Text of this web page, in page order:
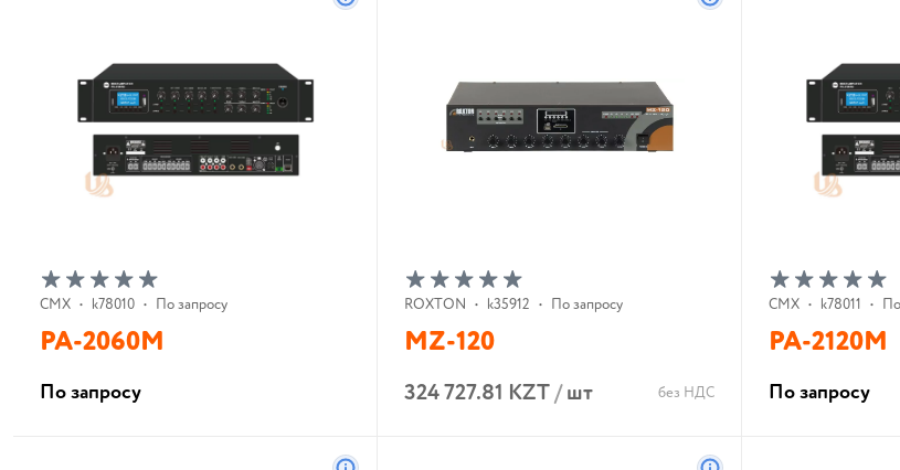
В корзину
CMX • k78010 • По запросу
PA-2060M
По запросу
ROXTON • k35912 • По запросу
MZ-120
324 727.81 KZT/шт без НДС
CMX • k78011 •
PA-2120M
По запросу